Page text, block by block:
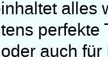
alles
auch